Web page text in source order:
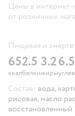
Цены в интернет-
от розничных
Пищевая и
65
ккал
2.5
белки
3.2
жиры
6.5
Состав: вода,
рисовая, масло